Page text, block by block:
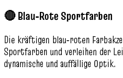
🔴 Blau‑Rote Sportfarben
Die kräftigen blau‑roten
Sportfarben und verleihen der
dynamische und auffällige Optik.